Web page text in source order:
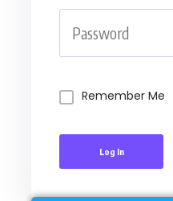
Remember Me
Log In